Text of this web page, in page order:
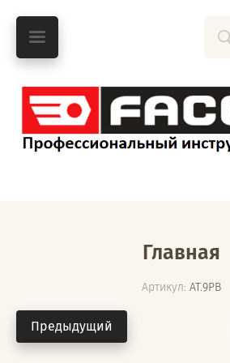
Главная
Артикул: AT.9PB
Предыдущий